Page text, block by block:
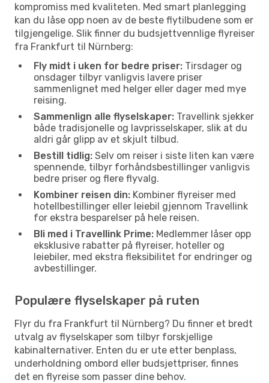
kompromiss med kvaliteten. Med smart planlegging
kan du låse opp noen av de beste flytilbudene som er
tilgjengelige. Slik finner du budsjettvennlige flyreiser
fra Frankfurt til Nürnberg:
Fly midt i uken for bedre priser: Tirsdager og
onsdager tilbyr vanligvis lavere priser
sammenlignet med helger eller dager med mye
reising.
Sammenlign alle flyselskaper: Travellink sjekker
både tradisjonelle og lavprisselskaper, slik at du
aldri går glipp av et skjult tilbud.
Bestill tidlig: Selv om reiser i siste liten kan være
spennende, tilbyr forhåndsbestillinger vanligvis
bedre priser og flere flyvalg.
Kombiner reisen din: Kombiner flyreiser med
hotellbestillinger eller leiebil gjennom Travellink
for ekstra besparelser på hele reisen.
Bli med i Travellink Prime: Medlemmer låser opp
eksklusive rabatter på flyreiser, hoteller og
leiebiler, med ekstra fleksibilitet for endringer og
avbestillinger.
Populære flyselskaper på ruten
Flyr du fra Frankfurt til Nürnberg? Du finner et bredt
utvalg av flyselskaper som tilbyr forskjellige
kabinalternativer. Enten du er ute etter benplass,
underholdning ombord eller budsjettpriser, finnes
det en flyreise som passer dine behov.